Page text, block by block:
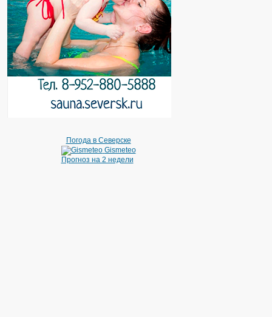
Погода в Северске
Gismeteo
Прогноз на 2 недели